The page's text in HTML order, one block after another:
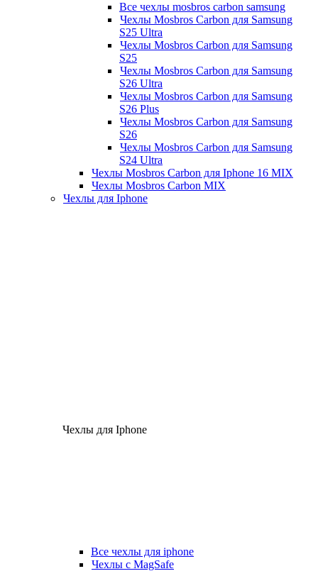
Все чехлы mosbros carbon samsung
Чехлы Mosbros Carbon для Samsung
S25 Ultra
Чехлы Mosbros Carbon для Samsung
S25
Чехлы Mosbros Carbon для Samsung
S26 Ultra
Чехлы Mosbros Carbon для Samsung
S26 Plus
Чехлы Mosbros Carbon для Samsung
S26
Чехлы Mosbros Carbon для Samsung
S24 Ultra
Чехлы Mosbros Carbon для Iphone 16 MIX
Чехлы Mosbros Carbon MIX
Чехлы для Iphone
Чехлы для Iphone
Все чехлы для iphone
Чехлы с MagSafe